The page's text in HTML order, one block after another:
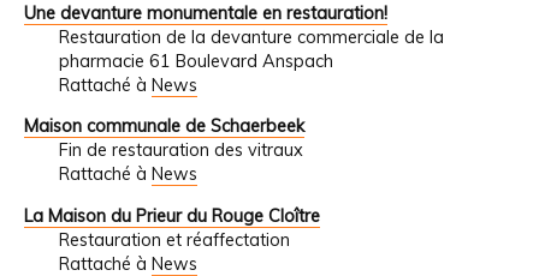
Une devanture monumentale en restauration!
Restauration de la devanture commerciale de la
pharmacie 61 Boulevard Anspach
Rattaché à News
Maison communale de Schaerbeek
Fin de restauration des vitraux
Rattaché à News
La Maison du Prieur du Rouge Cloître
Restauration et réaffectation
Rattaché à News